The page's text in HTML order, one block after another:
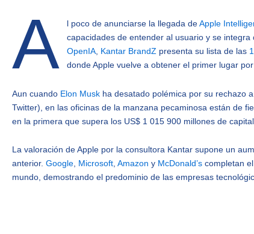
A l poco de anunciarse la llegada deApple
capacidades de entender al usuario y se
OpenIA, Kantar BrandZ presenta su lista de las
donde Apple vuelve a obtener el primer lugar
Aun cuando Elon Musk ha desatado polémica por su rechazo
Twitter), en las oficinas de la manzana pecaminosa están de
en la primera que supera los US$ 1 015 900 millones de
La valoración de Apple por la consultora Kantar supone un
anterior. Google Microsoft Amazon y McDonald’s completan
mundo, demostrando el predominio de las empresas